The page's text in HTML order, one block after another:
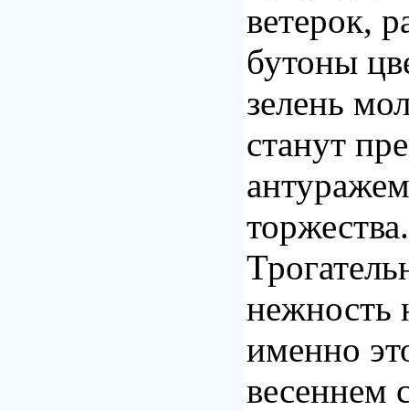
ветерок,
бутоны
зелень
станут
торжества.
нежность
именно
весеннем